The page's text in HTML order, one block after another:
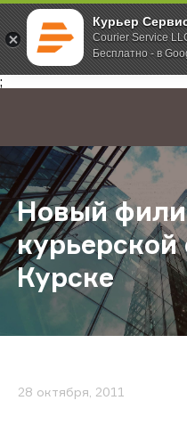
Курьер
Courier Service
Бесплатно - в
;
Главная О компании
Новый
Курске
28 октября, 2011